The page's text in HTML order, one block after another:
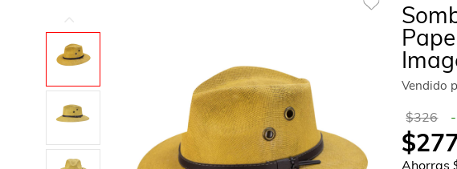
Deportes y ocio
Animales y mascotas
Ferretería y autos
Ropa, calzado y accesorios
Salud, belleza y cuidado personal
Vendido
$326 -
Ahorras